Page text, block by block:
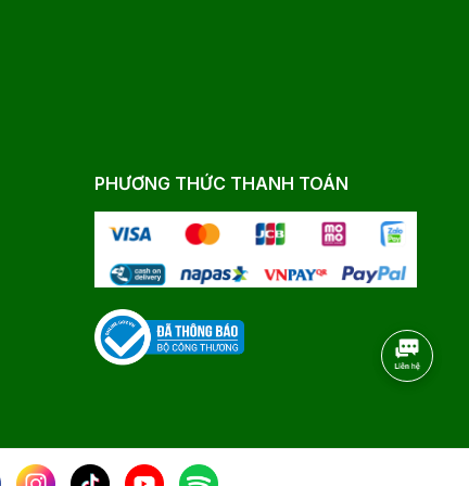
PHƯƠNG THỨC THANH TOÁN